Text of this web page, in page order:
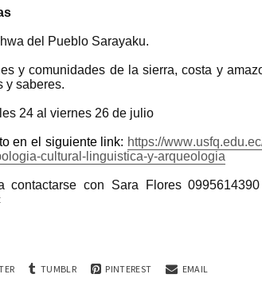
del Pueblo Sarayaku.
y comunidades de la sierra, costa y
y saberes.
24 al viernes 26 de julio
en el siguiente link: https://
cultural-linguistica-y-arqueologia
contactarse con Sara Flores
TUMBLR PINTEREST EMAIL